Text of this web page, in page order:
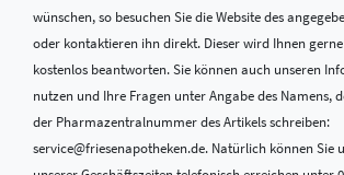
wünschen, so besuchen Sie die Website des
oder kontaktieren ihn direkt. Dieser wird Ihnen
kostenlos beantworten. Sie können auch unseren
nutzen und Ihre Fragen unter Angabe des Namens,
der Pharmazentralnummer des Artikels schreiben:
service@friesenapotheken.de. Natürlich können Sie